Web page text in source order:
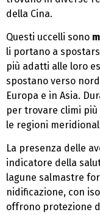
della Cina.
Questi uccelli sono
li portano a
più adatti alle loro
spostano verso
Europa e in Asia.
per trovare climi più
le regioni
La presenza delle
indicatore della
lagune salmastre
nidificazione, con
offrono protezione